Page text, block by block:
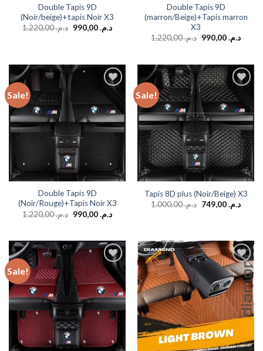
Double Tapis 9D
(Noir/beige)+tapis Noir X3
د.م.1.220,00 د.م.990,00
Double Tapis 9D
(marron/Beige)+Tapis marron
X3
د.م.1.220,00 د.م.990,00
Sale!
wishlist
Double Tapis 9D
(Noir/Rouge)+Tapis Noir X3
د.م.1.220,00 د.م.990,00
Sale!
Add to
wishlist
Tapis 8D plus (Noir/Beige) X3
د.م.1.000,00 د.م.749,00
Sale!
Add to
wishlist
Add to
wishlist